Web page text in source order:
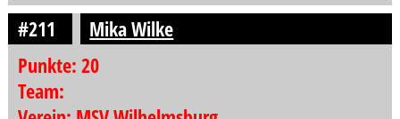
#211
Mika Wilke
Punkte: 20
Team: